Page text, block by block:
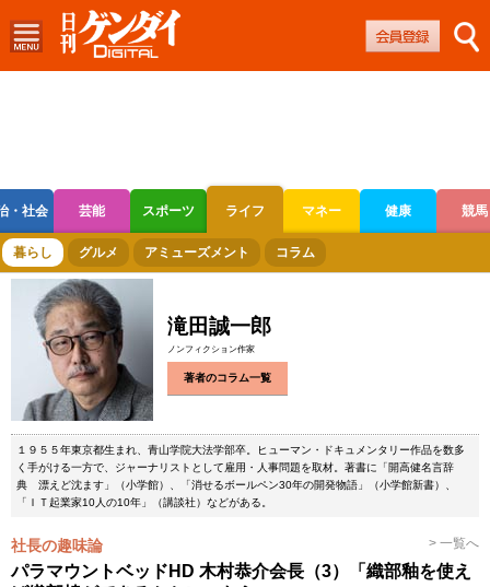
・社会 芸能 スポーツ ライフ マネー 健康 競馬
ボートレース 競輪 オートレース
暮らし グルメ アミューズメント コラム
滝田誠一郎
ノンフィクション作家
著者のコラム一覧
１９５５年東京都生まれ、青山学院大法学部卒。ヒューマン・ドキュメンタリー作品を数多
く手がける一方で、ジャーナリストとして雇用・人事問題を取材。著書に「開高健名言辞
典 漂えど沈ます」（小学館）、「消せるボールペン30年の開発物語」（小学館新書）、
「ＩＴ起業家10人の10年」（講談社）などがある。
社長の趣味論 > 一覧へ
パラマウントベッドHD 木村恭介会長（3）「織部釉を使え